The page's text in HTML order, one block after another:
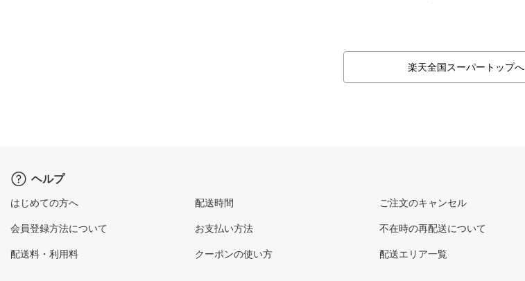
楽天全国スーパートップへ
ヘルプ
はじめての方へ
会員登録方法について
配送料・利用料
配送時間
お支払い方法
クーポンの使い方
ご注文のキャンセル
不在時の再配送について
配送エリア一覧